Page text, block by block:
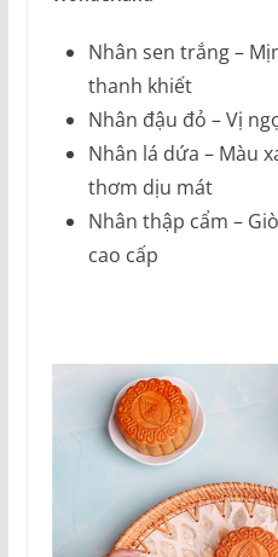
Nhân sen trắng –
thanh khiết
Nhân đậu đỏ – Vị
Nhân lá dứa – Màu
thơm dịu mát
Nhân thập cẩm –
cao cấp